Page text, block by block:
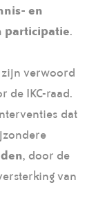
en
participatie.
zijn verwoord
de IKC-raad.
dat
, door de
van